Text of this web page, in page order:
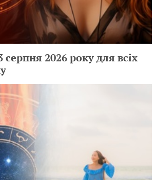
серпня 2026 року для всіх